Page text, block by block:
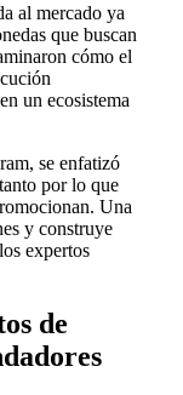
al mercado ya
que buscan
cómo el
un ecosistema
se enfatizó
por lo que
Una
y construye
expertos
de